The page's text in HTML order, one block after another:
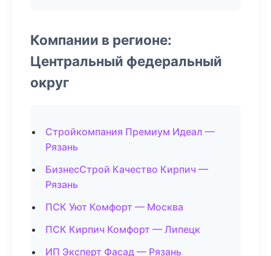
Компании в регионе:
Центральный федеральный
округ
Стройкомпания Премиум Идеал —
Рязань
БизнесСтрой Качество Кирпич —
Рязань
ПСК Уют Комфорт — Москва
ПСК Кирпич Комфорт — Липецк
ИП Эксперт Фасад — Рязань